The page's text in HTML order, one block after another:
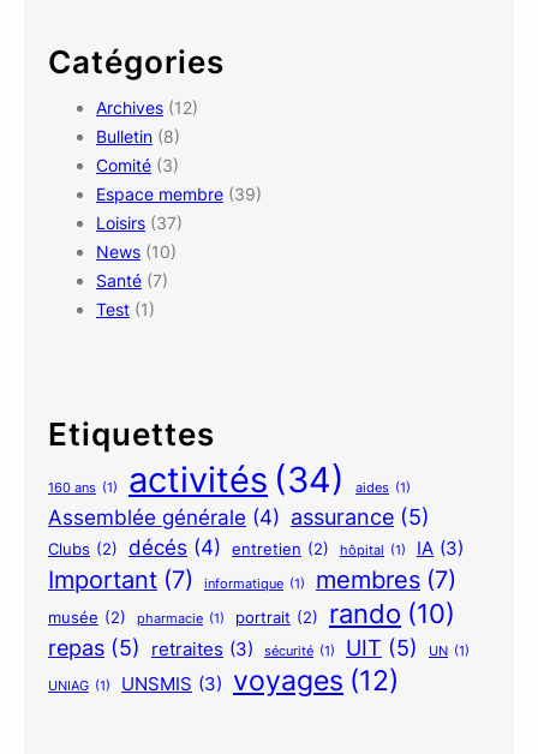
c
h
Catégories
Archives (12)
Bulletin (8)
Comité (3)
Espace membre (39)
Loisirs (37)
News (10)
Santé (7)
Test (1)
Etiquettes
160 ans (1) activités (34) aides (1)
Assemblée générale (4) assurance (5)
Clubs (2) décés (4) entretien (2) hôpital (1) IA (3)
Important (7) informatique (1) membres (7)
musée (2) pharmacie (1) portrait (2) rando (10)
repas (5) retraites (3) sécurité (1) UIT (5) UN (1)
UNIAG (1) UNSMIS (3) voyages (12)